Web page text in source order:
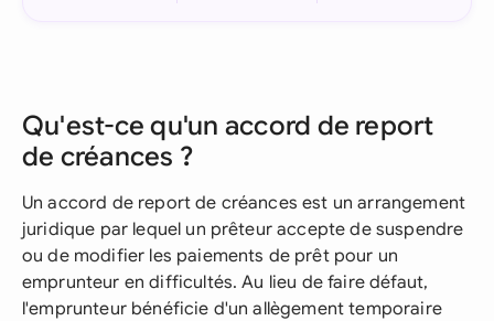
Qu'est-ce qu'un accord de report
de créances ?
Un accord de report de créances est un arrangement
juridique par lequel un prêteur accepte de suspendre
ou de modifier les paiements de prêt pour un
emprunteur en difficultés. Au lieu de faire défaut,
l'emprunteur bénéficie d'un allègement temporaire